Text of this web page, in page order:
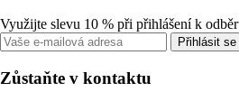
Využijte slevu 10 % při přihlášení k
Přihlásit
Zůstaňte v kontaktu